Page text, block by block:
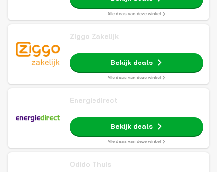
Alle deals van deze winkel
Ziggo Zakelijk
Bekijk deals
Alle deals van deze winkel
Energiedirect
Bekijk deals
Alle deals van deze winkel
Odido Thuis